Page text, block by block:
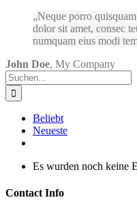
Neque porro
dolor sit amet, consec
numquam eius modi
John Doe, My Company
Suche
nach:
Beliebt
Neueste
Es wurden noch keine
Contact Info